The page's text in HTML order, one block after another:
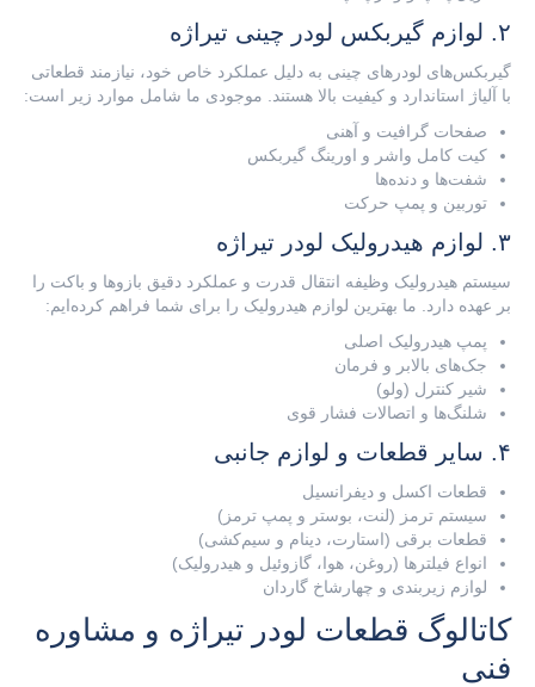
۲. لوازم گیربکس لودر چینی تیراژه
گیربکس‌های لودرهای چینی به دلیل عملکرد خاص خود، نیازمند قطعاتی
با آلیاژ استاندارد و کیفیت بالا هستند. موجودی ما شامل موارد زیر است:
صفحات گرافیت و آهنی
کیت کامل واشر و اورینگ گیربکس
شفت‌ها و دنده‌ها
توربین و پمپ حرکت
۳. لوازم هیدرولیک لودر تیراژه
سیستم هیدرولیک وظیفه انتقال قدرت و عملکرد دقیق بازوها و باکت را
بر عهده دارد. ما بهترین لوازم هیدرولیک را برای شما فراهم کرده‌ایم:
پمپ هیدرولیک اصلی
جک‌های بالابر و فرمان
شیر کنترل (ولو)
شلنگ‌ها و اتصالات فشار قوی
۴. سایر قطعات و لوازم جانبی
قطعات اکسل و دیفرانسیل
سیستم ترمز (لنت، بوستر و پمپ ترمز)
قطعات برقی (استارت، دینام و سیم‌کشی)
انواع فیلترها (روغن، هوا، گازوئیل و هیدرولیک)
لوازم زیربندی و چهارشاخ گاردان
کاتالوگ قطعات لودر تیراژه و مشاوره
فنی